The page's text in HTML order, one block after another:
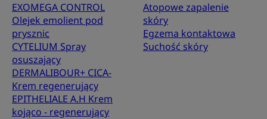
EXOMEGA CONTROL
Olejek emolient pod
prysznic
CYTELIUM Spray
osuszający
DERMALIBOUR+ CICA-
Krem regenerujący
EPITHELIALE A.H Krem
kojąco - regenerujący
Atopowe zapalenie
skóry
Egzema kontaktowa
Suchość skóry